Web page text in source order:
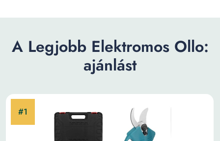
A Legjobb Elektromos Ollo:
ajánlást